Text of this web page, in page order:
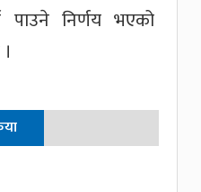
पाउने निर्णय भएको